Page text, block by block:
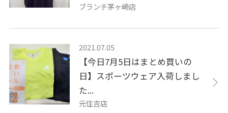
ブランチ茅ヶ崎店
2021.07.05
【今日7月5日はまとめ買いの
日】スポーツウェア入荷しまし
た...
元住吉店